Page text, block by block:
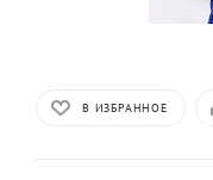
В ИЗБРАННОЕ